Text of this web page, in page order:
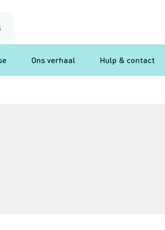
Ons verhaal Hulp & contact